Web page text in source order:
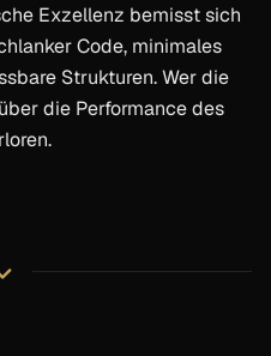
Exzellenz bemisst sich
Code, minimales
Strukturen. Wer die
die Performance des